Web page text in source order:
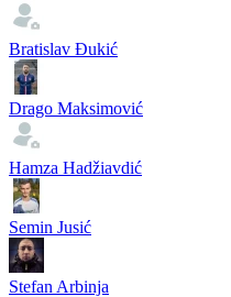
Bratislav Đukić
Drago Maksimović
Hamza Hadžiavdić
Semin Jusić
Stefan Arbinja